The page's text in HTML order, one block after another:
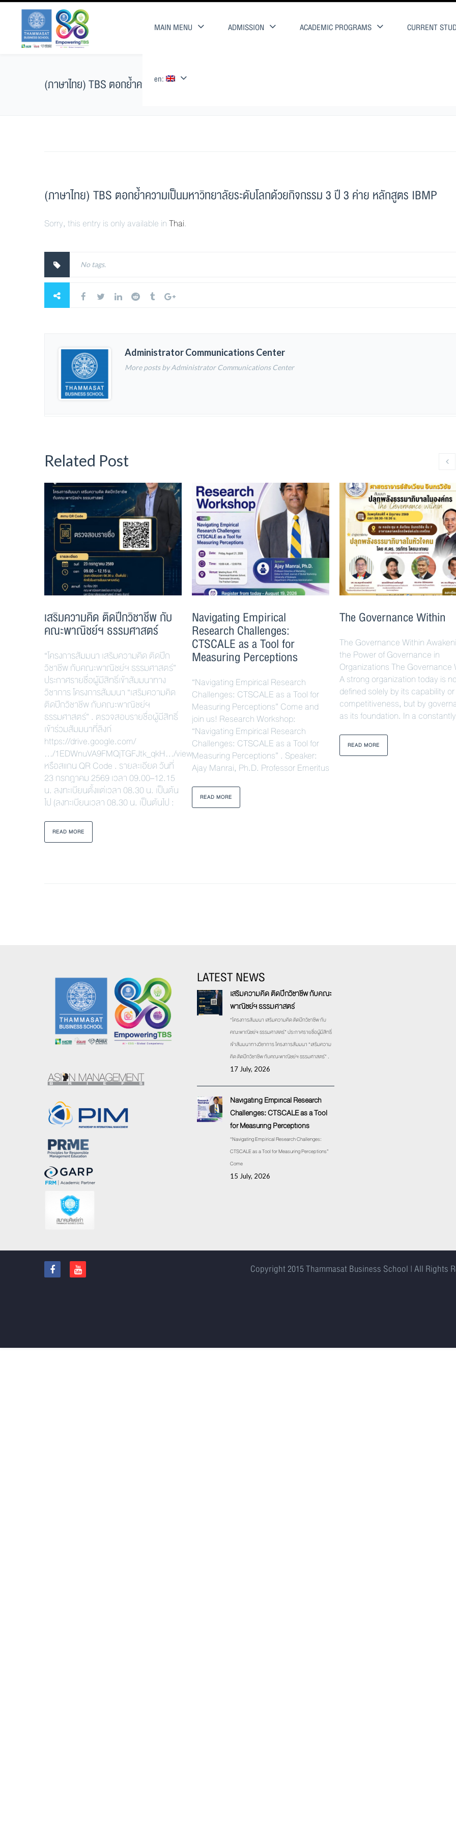
MAIN MENU ADMISSION ACADEMIC PROGRAMS CURRENT
en:
(ภาษาไทย) TBS ตอกย้ำความเป็นมหาวิทยาลัยระดับโลกด้วยกิจกรรม 3 ปี 3 ค่าย หลักสูตร IBMP
(ภาษาไทย) TBS ตอกย้ำความเป็นมหาวิทยาลัยระดับโลกด้วยกิจกรรม 3 ปี 3 ค่าย หลักสูตร IBMP
Sorry, this entry is only available inThai.
No tags.
Administrator Communications Center
More posts by Administrator Communications Center
Related Post
เสริมความคิด ติดปีกวิชาชีพ กับ
คณะพาณิชย์ฯ ธรรมศาสตร์
“โครงการสัมมนา เสริมความคิด ติดปีก
วิชาชีพ กับคณะพาณิชย์ฯ ธรรมศาสตร์”
ประกาศรายชื่อผู้มีสิทธิ์เข้าสัมมนาทาง
วิชาการ โครงการสัมมนา “เสริมความคิด
ติดปีกวิชาชีพ กับคณะพาณิชย์ฯ
ธรรมศาสตร์” . ตรวจสอบรายชื่อผู้มีสิทธิ์
เข้าร่วมสัมมนาที่ลิงก์
https://drive.google.com/
…/1EDWnuVA9FMQjTGFJtk_qkH…/view
หรือสแกน QR Code . รายละเอียด วันที่
23 กรกฎาคม 2569 เวลา 09.00–12.15
น. ลงทะเบียนตั้งแต่เวลา 08.30 น. เป็นต้น
ไป (ลงทะเบียนเวลา 08.30 น. เป็นต้นไป :
READ MORE
Navigating Empirical
Research Challenges:
CTSCALE as a Tool for
Measuring Perceptions
“Navigating Empirical Research
Challenges: CTSCALE as a Tool for
Measuring Perceptions” Come and
join us! Research Workshop:
“Navigating Empirical Research
Challenges: CTSCALE as a Tool for
Measuring Perceptions” . Speaker:
Ajay Manrai, Ph.D. Professor Emeritus
READ MORE
The Governance Within
The Governance Within
the Power of Governance in
Organizations The Governance
A strong organization today is
defined solely by its capability or
competitiveness, but by
as its foundation. In a constantly
READ MORE
LATEST NEWS
เสริมความคิด ติดปีกวิชาชีพ กับคณะ
พาณิชย์ฯ ธรรมศาสตร์
“โครงการสัมมนา เสริมความคิด ติดปีกวิชาชีพ กับ
คณะพาณิชย์ฯ ธรรมศาสตร์” ประกาศรายชื่อผู้มีสิทธิ์
เข้าสัมมนาทางวิชาการ โครงการสัมมนา “เสริมความ
คิด ติดปีกวิชาชีพ กับคณะพาณิชย์ฯ ธรรมศาสตร์” .
17 July, 2026
Navigating Empirical Research
Challenges: CTSCALE as a Tool
for Measuring Perceptions
“Navigating Empirical Research Challenges:
CTSCALE as a Tool for Measuring Perceptions”
Come
15 July, 2026
Copyright 2015Thammasat Business School | All Rights